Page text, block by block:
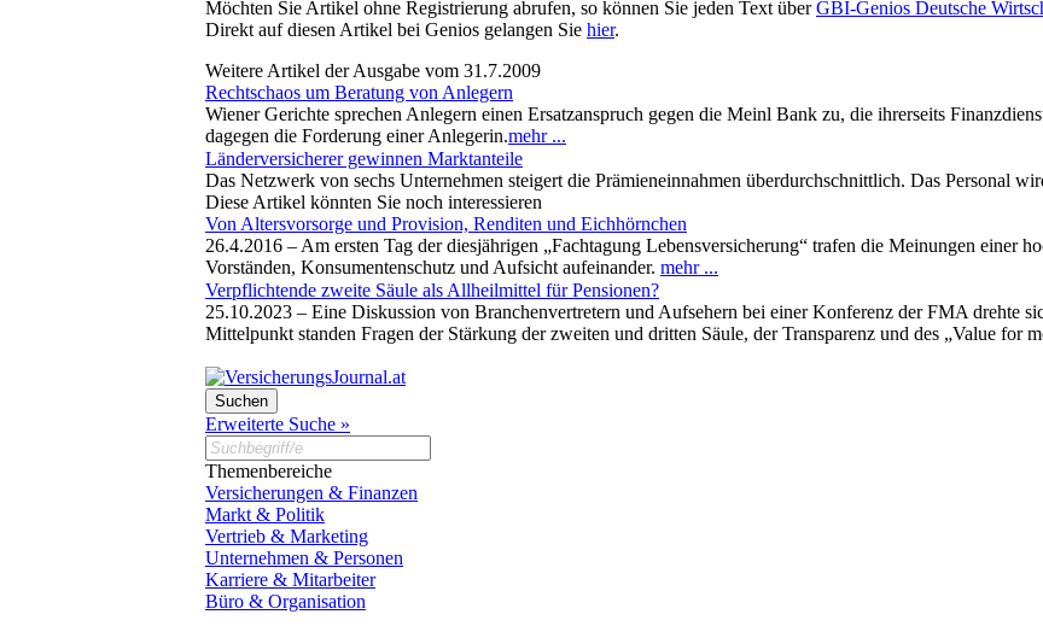
Möchten Sie Artikel ohne Registrierung abrufen, so können Sie jeden Text überGBI-Genios Deutsche
Direkt auf diesen Artikel bei Genios gelangen Sie hier.
Weitere Artikel der Ausgabe vom 31.7.2009
Rechtschaos um Beratung von Anlegern
Wiener Gerichte sprechen Anlegern einen Ersatzanspruch gegen die Meinl Bank zu, die ihrerseits
dagegen die Forderung einer Anlegerin.mehr ...
Länderversicherer gewinnen Marktanteile
Das Netzwerk von sechs Unternehmen steigert die Prämieneinnahmen überdurchschnittlich. Das Personal
Diese Artikel könnten Sie noch interessieren
Von Altersvorsorge und Provision, Renditen und Eichhörnchen
26.4.2016 – Am ersten Tag der diesjährigen „Fachtagung Lebensversicherung“ trafen die Meinungen einer
Vorständen, Konsumentenschutz und Aufsicht aufeinander. mehr ...
Verpflichtende zweite Säule als Allheilmittel für Pensionen?
25.10.2023 – Eine Diskussion von Branchenvertretern und Aufsehern bei einer Konferenz der FMA drehte
Mittelpunkt standen Fragen der Stärkung der zweiten und dritten Säule, der Transparenz und des „Value for
Erweiterte Suche »
Themenbereiche
Versicherungen & Finanzen
Markt & Politik
Vertrieb & Marketing
Unternehmen & Personen
Karriere & Mitarbeiter
Büro & Organisation